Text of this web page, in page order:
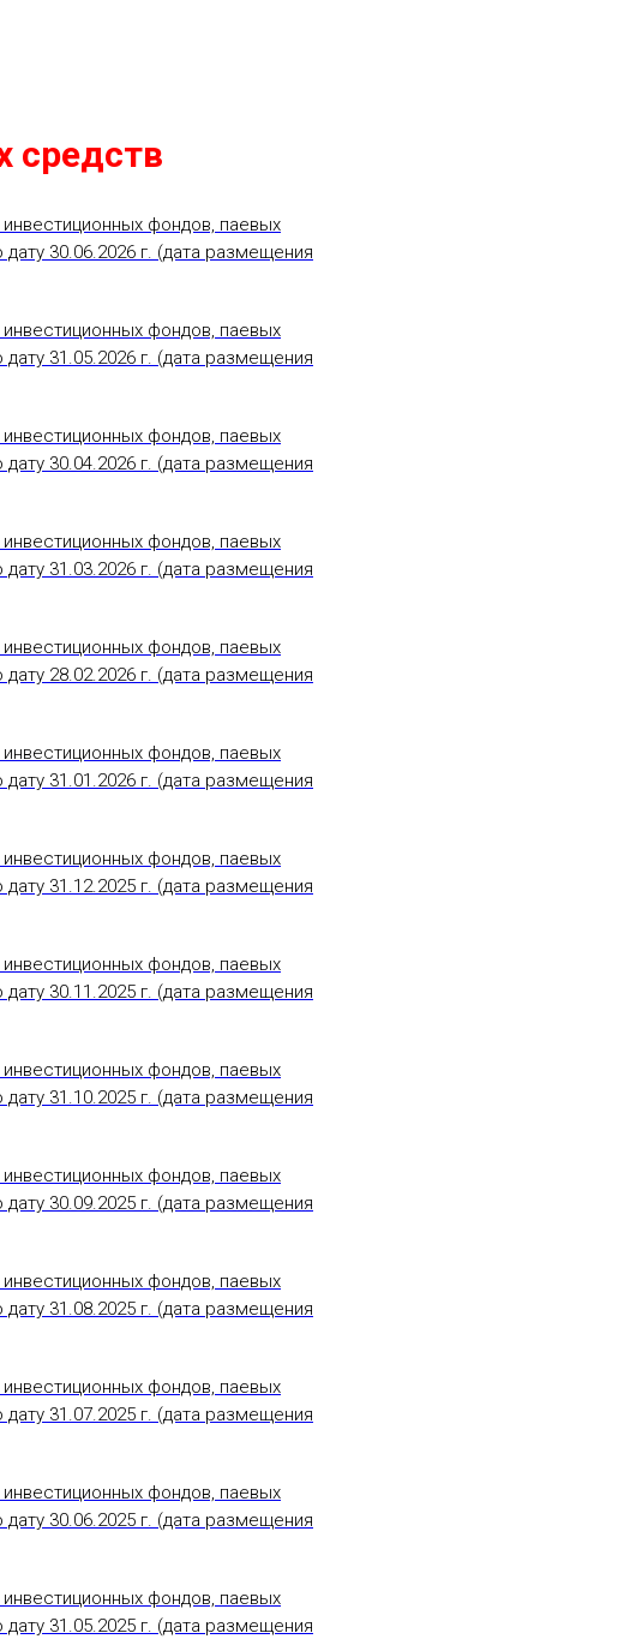
средств
фондов, паевых
30.06.2026 г. (дата размещения
фондов, паевых
31.05.2026 г. (дата размещения
фондов, паевых
30.04.2026 г. (дата размещения
фондов, паевых
31.03.2026 г. (дата размещения
фондов, паевых
28.02.2026 г. (дата размещения
фондов, паевых
31.01.2026 г. (дата размещения
фондов, паевых
31.12.2025 г. (дата размещения
фондов, паевых
30.11.2025 г. (дата размещения
фондов, паевых
31.10.2025 г. (дата размещения
фондов, паевых
30.09.2025 г. (дата размещения
фондов, паевых
31.08.2025 г. (дата размещения
фондов, паевых
31.07.2025 г. (дата размещения
фондов, паевых
30.06.2025 г. (дата размещения
фондов, паевых
31.05.2025 г. (дата размещения